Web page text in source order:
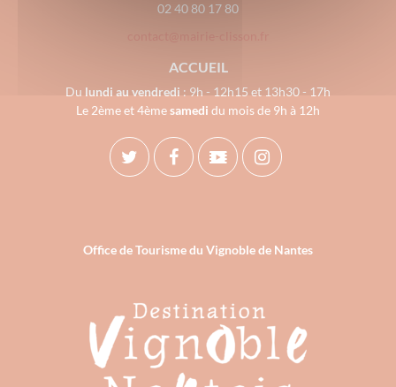
02 40 80 17 80
ACCUEIL
Du lundi au vendredi : 9h - 12h15 et 13h30 - 17h
Le 2ème et 4èmesamedi du mois de 9h à 12h
Office de Tourisme du Vignoble de Nantes